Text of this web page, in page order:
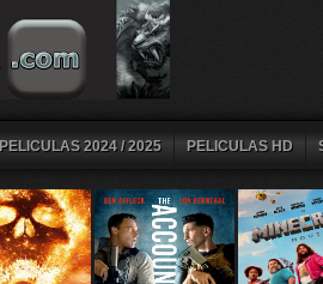
PELICULAS 2024 / 2025 PELICULAS HD